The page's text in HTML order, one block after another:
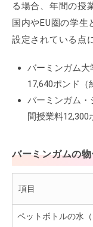
る場合、年間の授
国内やEU圏の学
設定されている点
バーミンガム
17,640ポンド（
バーミンガム
間授業料12,300
バーミンガムの
項目
ペットボトルの水（